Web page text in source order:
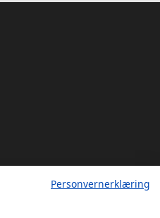
Personvernerklæring